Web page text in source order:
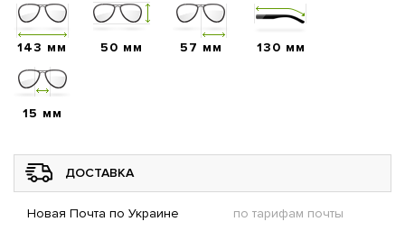
143 мм 50 мм 57 мм 130 мм
15 мм
ДОСТАВКА
Новая Почта по Украине по тарифам почты